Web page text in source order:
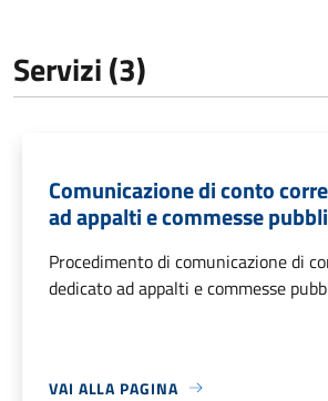
Servizi (3)
Comunicazione di conto
ad appalti e commesse
Procedimento di comunicazione di
dedicato ad appalti e commesse
VAI ALLA PAGINA